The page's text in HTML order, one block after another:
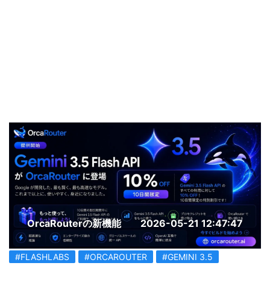
OrcaRouterの新機能 2026-05-21 12:47:47
#FLASHLABS #ORCAROUTER #GEMINI 3.5